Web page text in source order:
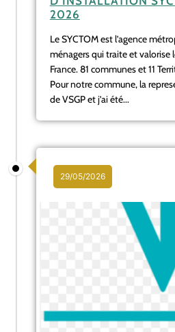
2026
Le SYCTOM est l’agence
ménagers qui traite et valorise
France. 81 communes et 11
Pour notre commune, la
de VSGP et j’ai été...
29/05/2026